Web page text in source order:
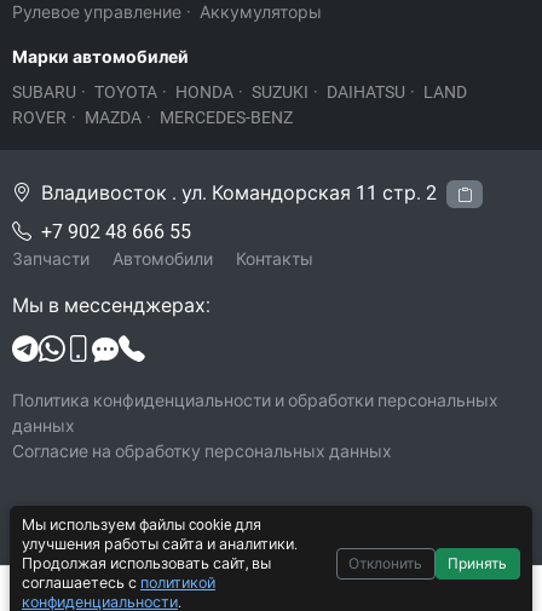
500 ₽
Рулевое управление · Аккумуляторы
Марки автомобилей
SUBARU · TOYOTA · HONDA · SUZUKI · DAIHATSU · LAND
ROVER · MAZDA · MERCEDES-BENZ
© 2026 Legacy-VL
Все права защищены
Система CarYard 2017–2026
Владивосток . ул. Командорская 11 стр. 2
+7 902 48 666 55
Запчасти Автомобили Контакты
Мы в мессенджерах:
Политика конфиденциальности и обработки персональных
данных
Согласие на обработку персональных данных
Мы используем файлы cookie для
улучшения работы сайта и аналитики.
Продолжая использовать сайт, вы
соглашаетесь с политикой
конфиденциальности.
Отклонить Принять